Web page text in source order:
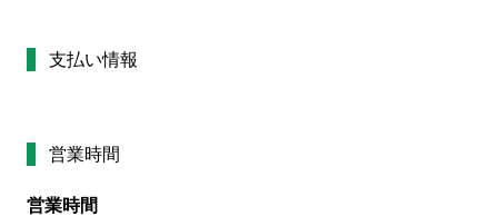
支払い情報
営業時間
営業時間